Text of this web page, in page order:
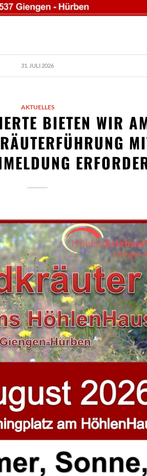
31. JULI 2026
AKTUELLES
BIETEN WIR